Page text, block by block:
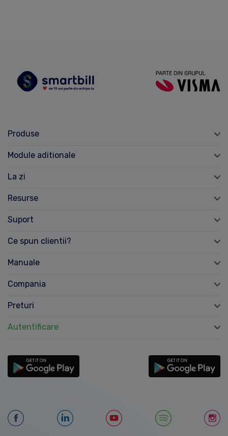
Produse
Module aditionale
La zi
Resurse
Suport
Ce spun clientii?
Manuale
Compania
Preturi
Autentificare